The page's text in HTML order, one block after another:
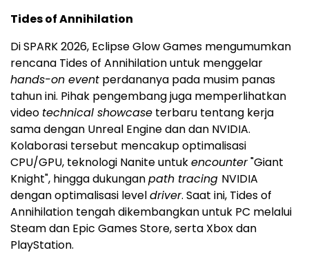
Tides of Annihilation
Di SPARK 2026, Eclipse Glow Games mengumumkan
rencana Tides of Annihilation untuk menggelar
hands-on event perdananya pada musim panas
tahun ini. Pihak pengembang juga memperlihatkan
video technical showcase terbaru tentang kerja
sama dengan Unreal Engine dan dan NVIDIA.
Kolaborasi tersebut mencakup optimalisasi
CPU/GPU, teknologi Nanite untukencounter"Giant
Knight", hingga dukunganpath tracing NVIDIA
dengan optimalisasi leveldriver. Saat ini, Tides of
Annihilation tengah dikembangkan untuk PC melalui
Steam dan Epic Games Store, serta Xbox dan
PlayStation.